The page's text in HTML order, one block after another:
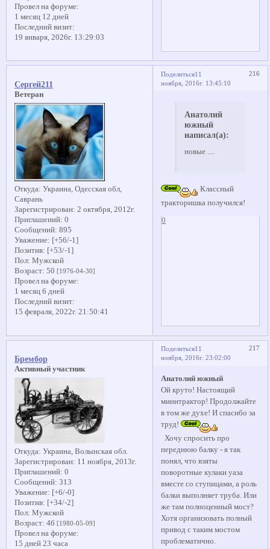
Провел на форуме:
1 месяц 12 дней
Последний визит:
19 января, 2026г. 13:29:03
Поделиться 216
11
ноября, 2016г. 13:45:10
Сергей211
Ветеран
Откуда: Украина, Одесская обл,
Саврань
Зарегистрирован: 2 октября, 2012г.
Приглашений: 0
Сообщений: 895
Уважение: [+56/-1]
Позитив: [+53/-1]
Пол: Мужской
Возраст: 50 [1976-04-30]
Провел на форуме:
1 месяц 6 дней
Последний визит:
15 февраля, 2022г. 21:50:41
Анатолий
южный
написал(а):
новые ....
Классный
тракторишка получился!
0
Поделиться 217
11
ноября, 2016г. 23:02:00
Брембор
Активный участник
Откуда: Украина, Волынская обл.
Зарегистрирован: 11 ноября, 2013г.
Приглашений: 0
Сообщений: 313
Уважение: [+6/-0]
Позитив: [+34/-2]
Пол: Мужской
Возраст: 46 [1980-05-09]
Провел на форуме:
15 дней 23 часа
Анатолий южный
Ой круто! Настоящий
минитрактор! Продолжайте
в том же духе! И спасибо за
труд!
Хочу спросить про
переднюю балку - я так
понял, что взяты
поворотные кулаки уаза
вместе со ступицами, а роль
балки выполняет труба. Или
же там полноценный мост?
Хотя организовать полный
привод с таким мостом
проблематично.